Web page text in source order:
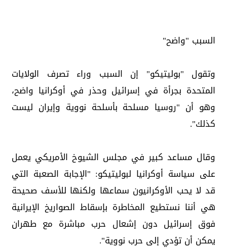
السبب "واضح"
وتقول "بوليتيكو" إن السبب وراء تصرف الولايات
المتحدة بجرأة في إسرائيل وحذر في أوكرانيا واضح،
وهو أن "روسيا مسلحة بأسلحة نووية وإيران ليست
كذلك".
وقال مساعد كبير في مجلس الشيوخ الأمريكي يعمل
على سياسة أوكرانيا لبوليتيكو: "الإجابة الصعبة التي
قد لا يحب الأوكرانيون سماعها ولكنها للأسف صحيحة
هي أننا نستطيع المخاطرة بإسقاط الصواريخ الإيرانية
فوق إسرائيل دون إشعال حرب مباشرة مع طهران
يمكن أن تؤدي إلى حرب نووية".